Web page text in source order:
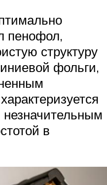
пенофол,
структуру
фольги,
в